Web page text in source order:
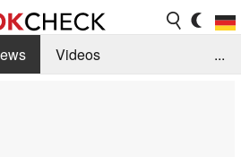
Videos
...